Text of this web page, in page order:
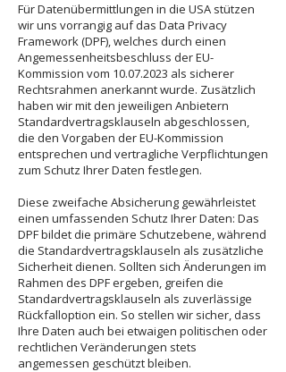
Für Datenübermittlungen in die USA stützen
wir uns vorrangig auf das Data Privacy
Framework (DPF), welches durch einen
Angemessenheitsbeschluss der EU-
Kommission vom 10.07.2023 als sicherer
Rechtsrahmen anerkannt wurde. Zusätzlich
haben wir mit den jeweiligen Anbietern
Standardvertragsklauseln abgeschlossen,
die den Vorgaben der EU-Kommission
entsprechen und vertragliche Verpflichtungen
zum Schutz Ihrer Daten festlegen.
Diese zweifache Absicherung gewährleistet
einen umfassenden Schutz Ihrer Daten: Das
DPF bildet die primäre Schutzebene, während
die Standardvertragsklauseln als zusätzliche
Sicherheit dienen. Sollten sich Änderungen im
Rahmen des DPF ergeben, greifen die
Standardvertragsklauseln als zuverlässige
Rückfalloption ein. So stellen wir sicher, dass
Ihre Daten auch bei etwaigen politischen oder
rechtlichen Veränderungen stets
angemessen geschützt bleiben.